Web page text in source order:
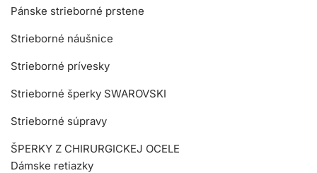
Pánske strieborné prstene
Strieborné náušnice
Strieborné prívesky
Strieborné šperky SWAROVSKI
Strieborné súpravy
ŠPERKY Z CHIRURGICKEJ OCELE
Dámske retiazky